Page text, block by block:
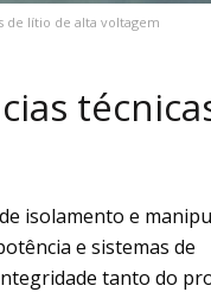
de lítio de alta voltagem
isolamento e
e sistemas de
tanto do